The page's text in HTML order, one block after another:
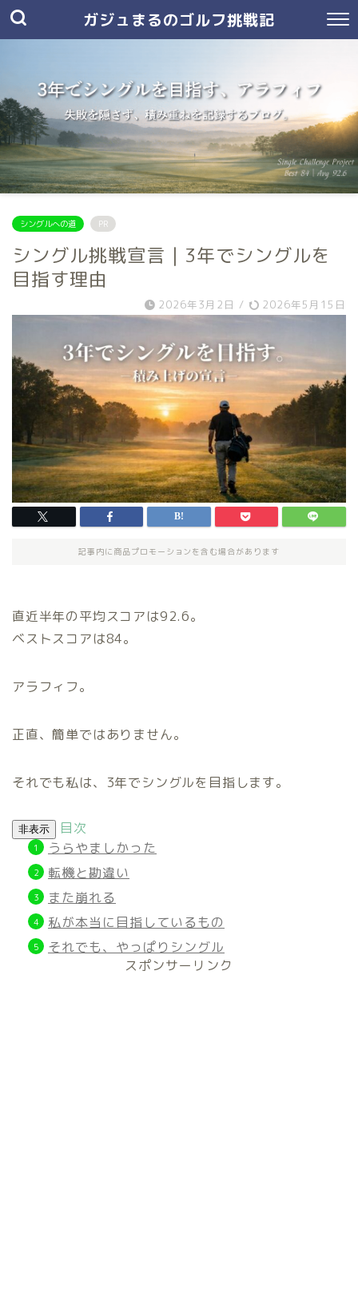
ガジュまるのゴルフ挑戦記
シングルへの道 PR
シングル挑戦宣言｜3年でシングルを
目指す理由
2026年3月2日 / 2026年5月15日
記事内に商品プロモーションを含む場合があります
直近半年の平均スコアは92.6。
ベストスコアは84。
アラフィフ。
正直、簡単ではありません。
それでも私は、3年でシングルを目指します。
非表示
目次
うらやましかった
転機と勘違い
また崩れる
私が本当に目指しているもの
それでも、やっぱりシングル
スポンサーリンク